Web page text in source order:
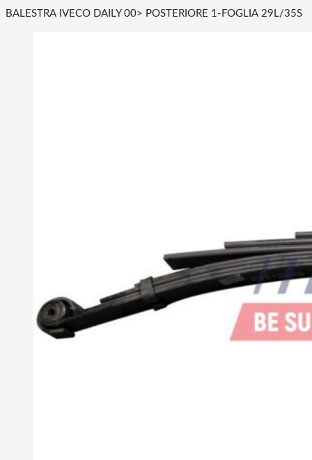
BALESTRA IVECO DAILY 00> POSTERIORE 1-FOGLIA 29L/35S